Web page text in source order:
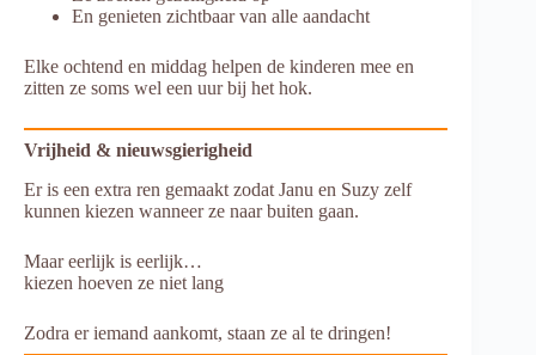
En genieten zichtbaar van alle aandacht
Elke ochtend en middag helpen de kinderen mee en
zitten ze soms wel een uur bij het hok.
Vrijheid & nieuwsgierigheid
Er is een extra ren gemaakt zodat Janu en Suzy zelf
kunnen kiezen wanneer ze naar buiten gaan.
Maar eerlijk is eerlijk…
kiezen hoeven ze niet lang
Zodra er iemand aankomt, staan ze al te dringen!